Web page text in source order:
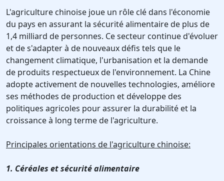
L'agriculture chinoise joue un rôle clé dans l'économie
du pays en assurant la sécurité alimentaire de plus de
1,4 milliard de personnes. Ce secteur continue d'évoluer
et de s'adapter à de nouveaux défis tels que le
changement climatique, l'urbanisation et la demande
de produits respectueux de l'environnement. La Chine
adopte activement de nouvelles technologies, améliore
ses méthodes de production et développe des
politiques agricoles pour assurer la durabilité et la
croissance à long terme de l'agriculture.
Principales orientations de l'agriculture chinoise:
1. Céréales et sécurité alimentaire